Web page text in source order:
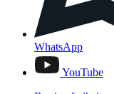
WhatsApp
YouTube